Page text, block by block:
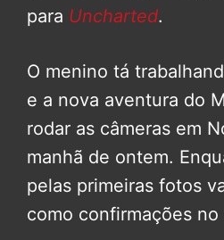
para Uncharted.
O menino tá
e a nova aventura do
rodar as câmeras em
manhã de ontem.
pelas primeiras fotos
como confirmações